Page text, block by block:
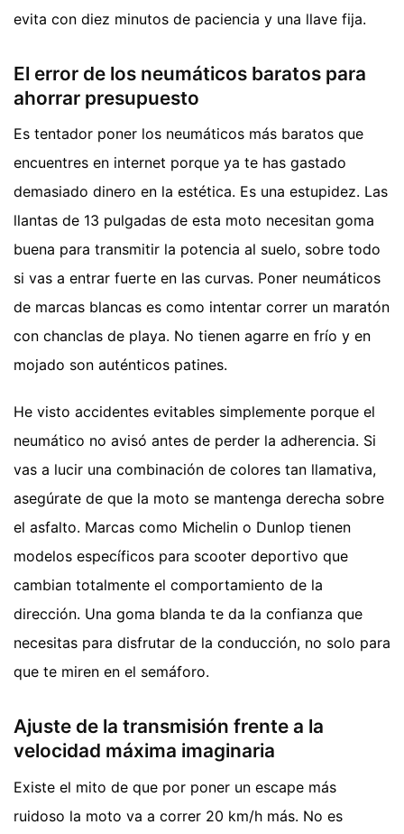
evita con diez minutos de paciencia y una llave fija.
El error de los neumáticos baratos para
ahorrar presupuesto
Es tentador poner los neumáticos más baratos que
encuentres en internet porque ya te has gastado
demasiado dinero en la estética. Es una estupidez. Las
llantas de 13 pulgadas de esta moto necesitan goma
buena para transmitir la potencia al suelo, sobre todo
si vas a entrar fuerte en las curvas. Poner neumáticos
de marcas blancas es como intentar correr un maratón
con chanclas de playa. No tienen agarre en frío y en
mojado son auténticos patines.
He visto accidentes evitables simplemente porque el
neumático no avisó antes de perder la adherencia. Si
vas a lucir una combinación de colores tan llamativa,
asegúrate de que la moto se mantenga derecha sobre
el asfalto. Marcas como Michelin o Dunlop tienen
modelos específicos para scooter deportivo que
cambian totalmente el comportamiento de la
dirección. Una goma blanda te da la confianza que
necesitas para disfrutar de la conducción, no solo para
que te miren en el semáforo.
Ajuste de la transmisión frente a la
velocidad máxima imaginaria
Existe el mito de que por poner un escape más
ruidoso la moto va a correr 20 km/h más. No es